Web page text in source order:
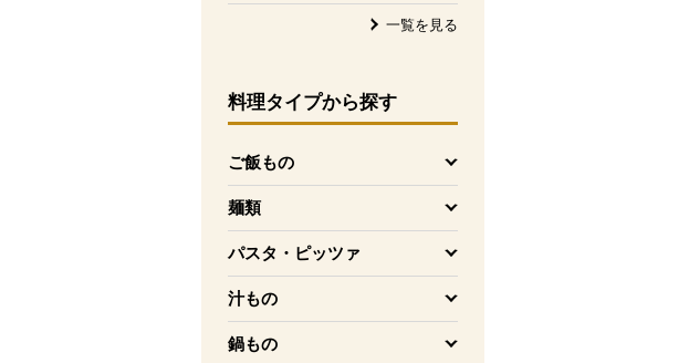
一覧を見る
料理タイプから探す
ご飯もの
を開く
麺類
を開く
パスタ・ピッツァ
を開く
汁もの
を開く
鍋もの
を開く